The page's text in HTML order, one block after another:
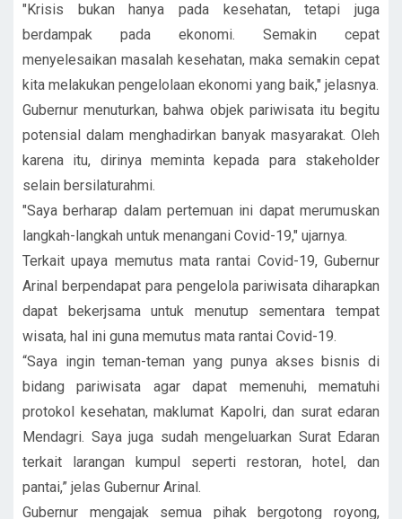
"Krisis bukan hanya pada kesehatan, tetapi juga
berdampak pada ekonomi. Semakin cepat
menyelesaikan masalah kesehatan, maka semakin cepat
kita melakukan pengelolaan ekonomi yang baik," jelasnya.
Gubernur menuturkan, bahwa objek pariwisata itu begitu
potensial dalam menghadirkan banyak masyarakat. Oleh
karena itu, dirinya meminta kepada para stakeholder
selain bersilaturahmi.
"Saya berharap dalam pertemuan ini dapat merumuskan
langkah-langkah untuk menangani Covid-19," ujarnya.
Terkait upaya memutus mata rantai Covid-19, Gubernur
Arinal berpendapat para pengelola pariwisata diharapkan
dapat bekerjsama untuk menutup sementara tempat
wisata, hal ini guna memutus mata rantai Covid-19.
“Saya ingin teman-teman yang punya akses bisnis di
bidang pariwisata agar dapat memenuhi, mematuhi
protokol kesehatan, maklumat Kapolri, dan surat edaran
Mendagri. Saya juga sudah mengeluarkan Surat Edaran
terkait larangan kumpul seperti restoran, hotel, dan
pantai,” jelas Gubernur Arinal.
Gubernur mengajak semua pihak bergotong royong,